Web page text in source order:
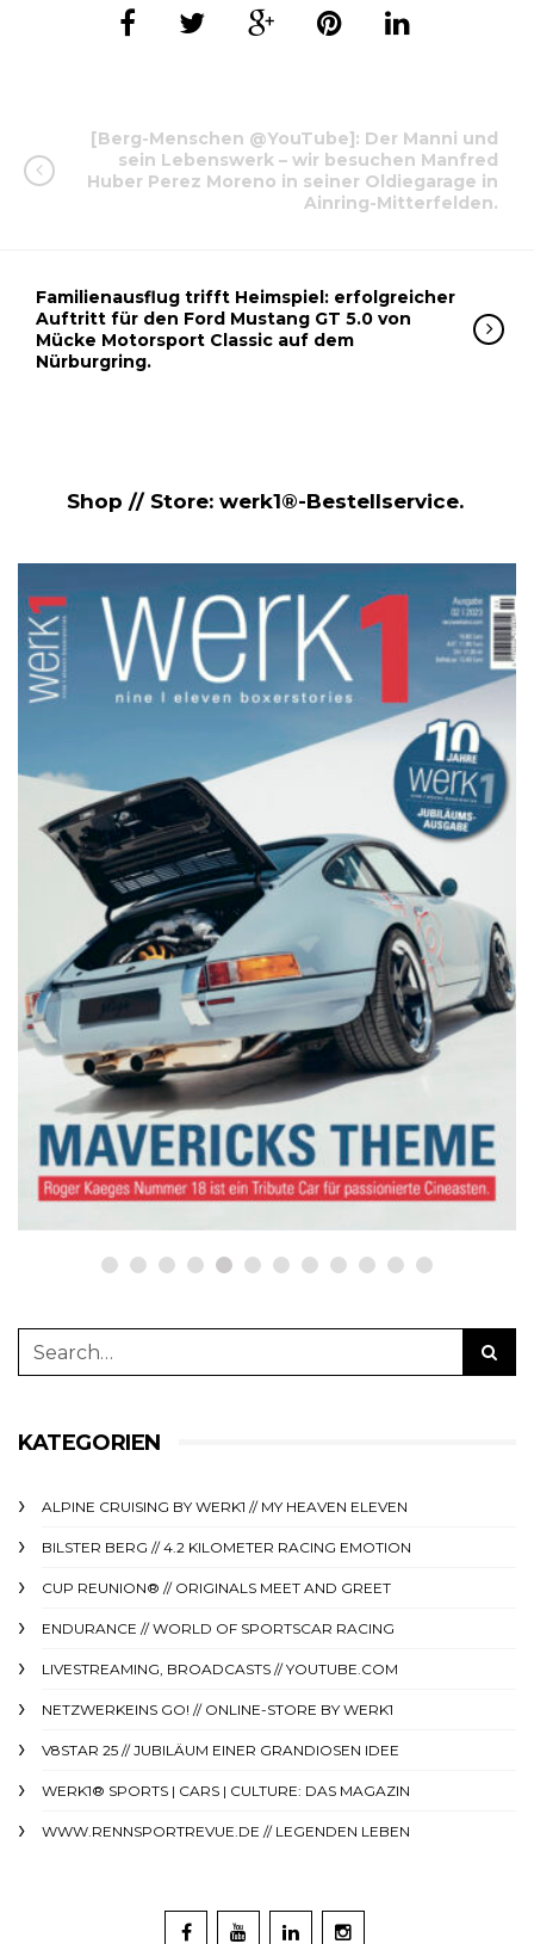
[Berg-Menschen @YouTube]: Der Manni und
sein Lebenswerk – wir besuchen Manfred
Huber Perez Moreno in seiner Oldiegarage in
Ainring-Mitterfelden.
Familienausflug trifft Heimspiel: erfolgreicher
Auftritt für den Ford Mustang GT 5.0 von
Mücke Motorsport Classic auf dem
Nürburgring.
Shop // Store: werk1®-Bestellservice.
NETZWERKEINS GO! // ONLINE-STORE BY WERK1
werk1 nine | eleven
boxerstories,
Jubiläumsausgabe № 02 | 2023,
im Handel seit Donnerstag, 26.
Oktober: online bestellen auf
netzwerkeins | GO!
23. Oktober 2023
KATEGORIEN
ALPINE CRUISING BY WERK1 // MY HEAVEN ELEVEN
BILSTER BERG // 4.2 KILOMETER RACING EMOTION
CUP REUNION® // ORIGINALS MEET AND GREET
ENDURANCE // WORLD OF SPORTSCAR RACING
LIVESTREAMING, BROADCASTS // YOUTUBE.COM
NETZWERKEINS GO! // ONLINE-STORE BY WERK1
V8STAR 25 // JUBILÄUM EINER GRANDIOSEN IDEE
WERK1® SPORTS | CARS | CULTURE: DAS MAGAZIN
WWW.RENNSPORTREVUE.DE // LEGENDEN LEBEN